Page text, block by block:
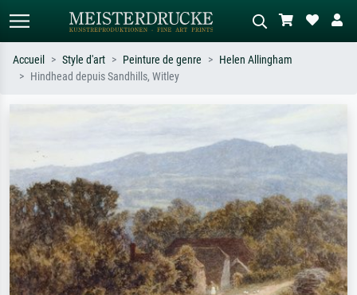
nu.
tableau sombre, nu debout près d'un
Accueil Style d'art Peinture de genre
Helen Allingham
Hindhead depuis Sandhills, Witley